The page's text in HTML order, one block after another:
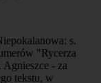
s.
"Rycerza
- za
tekstu, w